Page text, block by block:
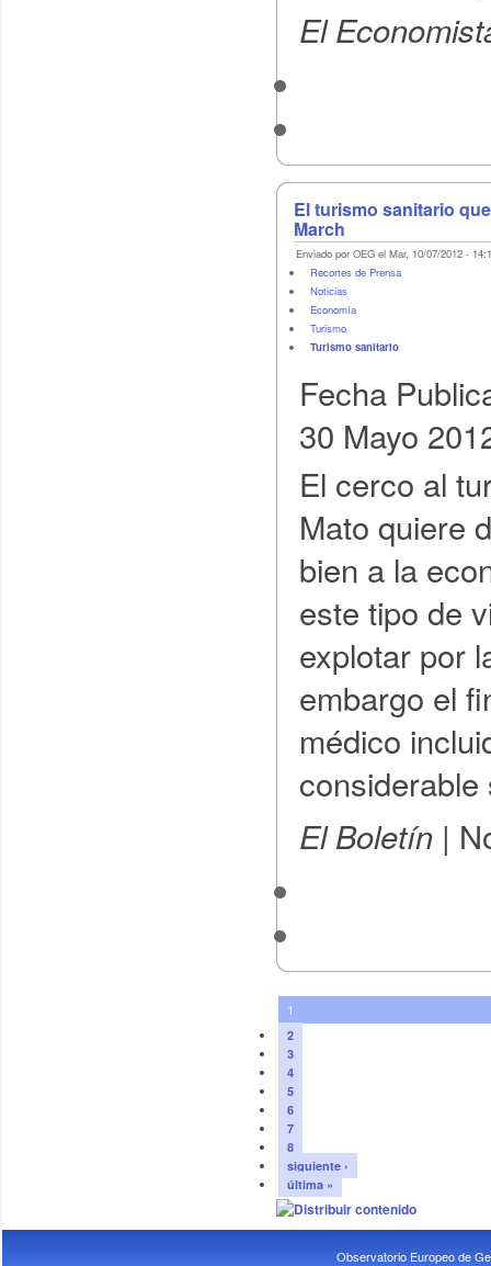
El
El turismo sanitario
March
Enviado por OEG el Mar, 10/07/2012 -
Recortes de Prensa
Noticias
Economí­a
Turismo
Turismo sanitario
Fecha
30 Mayo
El cerco al
Mato quiere
bien a la
este tipo de
explotar por
embargo el
médico
El Boletín |
1
2
3
4
5
6
7
8
siguiente ›
última »
Observatorio Europeo de